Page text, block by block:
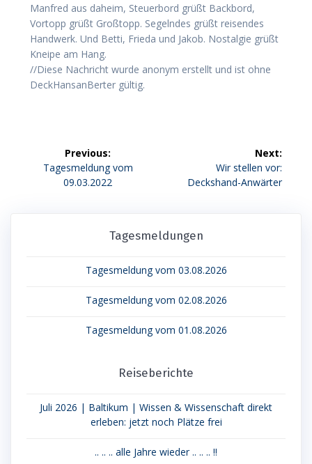
Manfred aus daheim, Steuerbord grüßt Backbord,
Vortopp grüßt Großtopp. Segelndes grüßt reisendes
Handwerk. Und Betti, Frieda und Jakob. Nostalgie grüßt
Kneipe am Hang.
//Diese Nachricht wurde anonym erstellt und ist ohne
DeckHansanBerter gültig.
Beitragsnavigation
Previous:
Previous
post:
Tagesmeldung vom
09.03.2022
Next:
Next
post:
Wir stellen vor:
Deckshand-Anwärter
Tagesmeldungen
Tagesmeldung vom 03.08.2026
Tagesmeldung vom 02.08.2026
Tagesmeldung vom 01.08.2026
Reiseberichte
Juli 2026 | Baltikum | Wissen & Wissenschaft direkt
erleben: jetzt noch Plätze frei
.. .. .. alle Jahre wieder .. .. .. !!